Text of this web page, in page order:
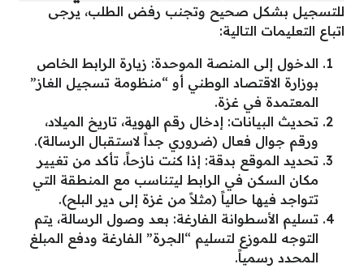
للتسجيل بشكل صحيح وتجنب رفض الطلب، يرجى
اتباع التعليمات التالية:
الدخول إلى المنصة الموحدة: زيارة الرابط الخاص
بوزارة الاقتصاد الوطني أو “منظومة تسجيل الغاز”
المعتمدة في غزة.
تحديث البيانات: إدخال رقم الهوية، تاريخ الميلاد،
ورقم جوال فعال (ضروري جداً لاستقبال الرسالة).
تحديد الموقع بدقة: إذا كنت نازحاً، تأكد من تغيير
مكان السكن في الرابط ليتناسب مع المنطقة التي
تتواجد فيها حالياً (مثلاً من غزة إلى دير البلح).
تسليم الأسطوانة الفارغة: بعد وصول الرسالة، يتم
التوجه للموزع لتسليم “الجرة” الفارغة ودفع المبلغ
المحدد رسمياً.